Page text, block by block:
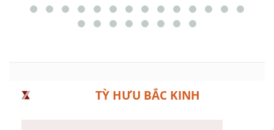
TỲ HƯU BẮC KINH